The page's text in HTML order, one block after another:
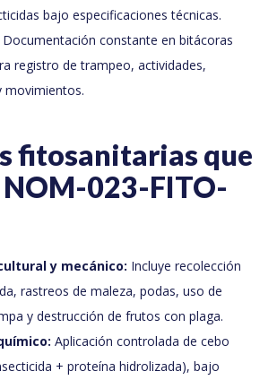
bajo especificaciones técnicas.
Documentación constante en bitácoras
registro de trampeo, actividades,
movimientos.
fitosanitarias que
NOM-023-FITO-
y mecánico: Incluye recolección
rastreos de maleza, podas, uso de
y destrucción de frutos con plaga.
Aplicación controlada de cebo
+ proteína hidrolizada), bajo